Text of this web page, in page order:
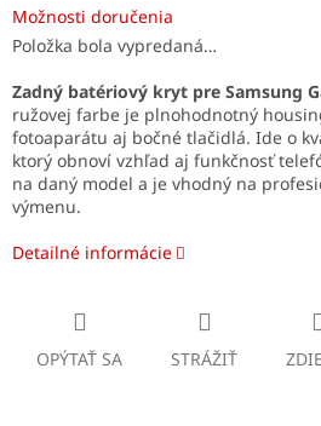
Možnosti doručenia
Položka bola vypredaná…
Zadný batériový kryt pre Samsung
ružovej farbe je plnohodnotný
fotoaparátu aj bočné tlačidlá. Ide o
ktorý obnoví vzhľad aj funkčnosť
na daný model a je vhodný na
výmenu.
Detailné informácie
OPÝTAŤ SA STRÁŽIŤ